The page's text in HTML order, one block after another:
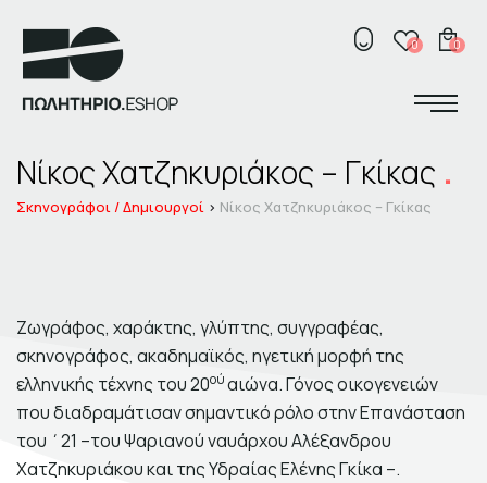
Σκηνογράφοι /
Δημιουργοί
Κεντρικό Βιβλιοπωλείο
0 0
ΕΛ ENG
ΚΟΣΜΗΜΑΤΑ
ΣΠΙΤΙ
ΓΡΑΦΕΙΟ
ΑΞΕΣΟΥΑΡ
ΠΑΙΔΙ
Σχετικά με το πωλητήριο
Νίκος Χατζηκυριάκος – Γκίκας
Σκηνογράφοι / Δημιουργοί Νίκος Χατζηκυριάκος – Γκίκας
Ζωγράφος, χαράκτης, γλύπτης, συγγραφέας,
σκηνογράφος, ακαδημαϊκός, ηγετική μορφή της
ελληνικής τέχνης του 20ούαιώνα. Γόνος οικογενειών
που διαδραμάτισαν σημαντικό ρόλο στην Επανάσταση
του ΄21 –του Ψαριανού ναυάρχου Αλέξανδρου
Χατζηκυριάκου και της Υδραίας Ελένης Γκίκα –.